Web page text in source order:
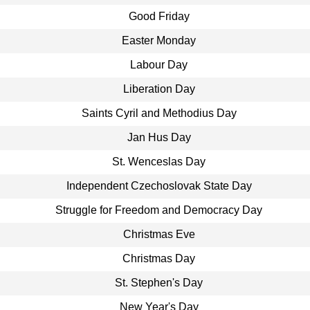
Good Friday
Easter Monday
Labour Day
Liberation Day
Saints Cyril and Methodius Day
Jan Hus Day
St. Wenceslas Day
Independent Czechoslovak State Day
Struggle for Freedom and Democracy Day
Christmas Eve
Christmas Day
St. Stephen's Day
New Year's Day